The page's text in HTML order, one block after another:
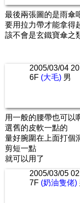
最後兩張圖的是雨傘
要用拉力帶才能拿得
該不會是玄鐵寶傘之
2005/03/04
6F (大毛) 男
用一般的腰帶也可以
選舊的皮軟一點的
量好腕圍在上面打個
剪短一點
就可以用了
2005/03/05
7F (奶油隻佬)